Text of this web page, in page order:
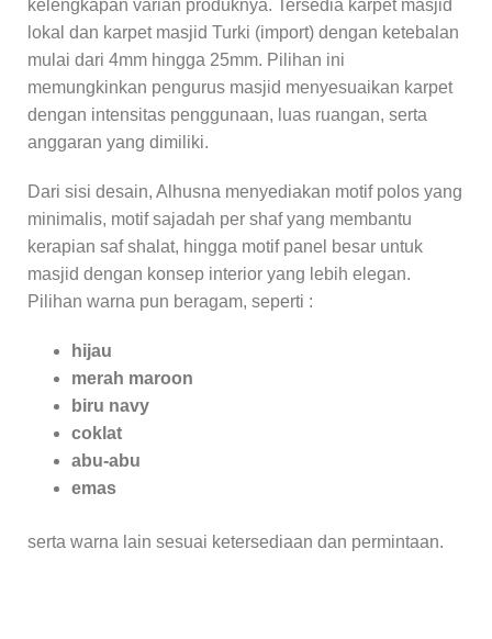
kelengkapan varian produknya. Tersedia karpet masjid
lokal dan karpet masjid Turki (import) dengan ketebalan
mulai dari 4mm hingga 25mm. Pilihan ini
memungkinkan pengurus masjid menyesuaikan karpet
dengan intensitas penggunaan, luas ruangan, serta
anggaran yang dimiliki.
Dari sisi desain, Alhusna menyediakan motif polos yang
minimalis, motif sajadah per shaf yang membantu
kerapian saf shalat, hingga motif panel besar untuk
masjid dengan konsep interior yang lebih elegan.
Pilihan warna pun beragam, seperti :
hijau
merah maroon
biru navy
coklat
abu-abu
emas
serta warna lain sesuai ketersediaan dan permintaan.